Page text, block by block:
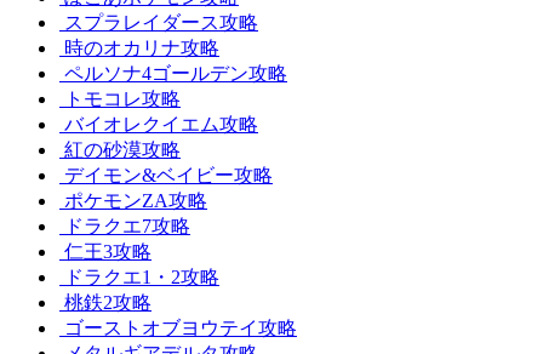
スプラレイダース攻略
時のオカリナ攻略
ペルソナ4ゴールデン攻略
トモコレ攻略
バイオレクイエム攻略
紅の砂漠攻略
デイモン&ベイビー攻略
ポケモンZA攻略
ドラクエ7攻略
仁王3攻略
ドラクエ1・2攻略
桃鉄2攻略
ゴーストオブヨウテイ攻略